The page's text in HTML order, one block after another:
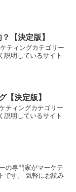
【決定版】
ティングカテゴリー
説明しているサイト
【決定版】
ティングカテゴリー
説明しているサイト
の専門家がマーケテ
です。 気軽にお読み